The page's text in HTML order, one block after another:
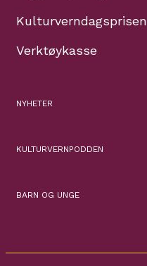
Kulturverndagsprisen
Verktøykasse
NYHETER
KULTURVERNPODDEN
BARN OG UNGE